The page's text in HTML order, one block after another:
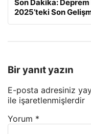
Son Dakika: Deprem
2025’teki Son
Bir yanıt yazın
E-posta adresiniz
ile işaretlenmişlerdir
Yorum *